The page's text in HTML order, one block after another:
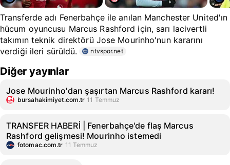
Transferde adı Fenerbahçe ile anılan Manchester United'ın
hücum oyuncusu Marcus Rashford için, sarı lacivertli
takımın teknik direktörü Jose Mourinho'nun kararını
verdiği ileri sürüldü.
ntvspor.net
Diğer yayınlar
Jose Mourinho'dan şaşırtan Marcus Rashford kararı!
bursahakimiyet.com.tr 11 Temmuz
TRANSFER HABERİ | Fenerbahçe'de flaş Marcus
Rashford gelişmesi! Mourinho istemedi
fotomac.com.tr 11 Temmuz